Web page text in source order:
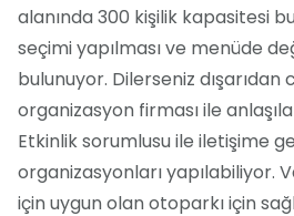
alanında 300 kişilik kapasitesi
seçimi yapılması ve menüde
bulunuyor. Dilerseniz dışarıdan
organizasyon firması ile
Etkinlik sorumlusu ile iletişime
organizasyonları yapılabiliyor.
için uygun olan otoparkı için